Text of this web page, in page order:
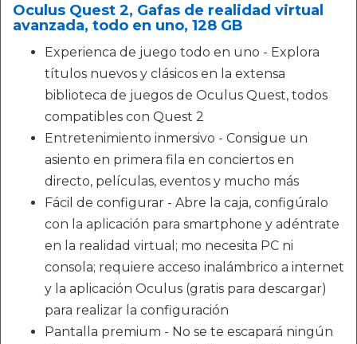
Oculus Quest 2, Gafas de realidad virtual
avanzada, todo en uno, 128 GB
Experienca de juego todo en uno - Explora
títulos nuevos y clásicos en la extensa
biblioteca de juegos de Oculus Quest, todos
compatibles con Quest 2
Entretenimiento inmersivo - Consigue un
asiento en primera fila en conciertos en
directo, películas, eventos y mucho más
Fácil de configurar - Abre la caja, configúralo
con la aplicación para smartphone y adéntrate
en la realidad virtual; mo necesita PC ni
consola; requiere acceso inalámbrico a internet
y la aplicación Oculus (gratis para descargar)
para realizar la configuración
Pantalla premium - No se te escapará ningún